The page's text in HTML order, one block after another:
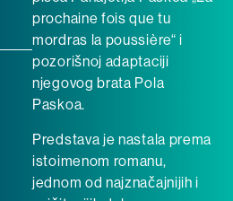
prochaine fois que tu
mordras la poussière“ i
pozorišnoj adaptaciji
njegovog brata Pola
Paskoa.
Predstava je nastala prema
istoimenom romanu,
jednom od najznačajnijih i